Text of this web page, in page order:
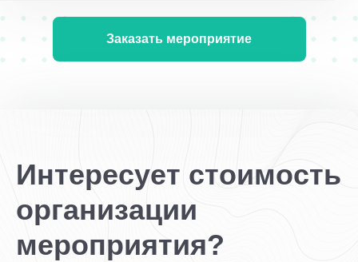
Заказать мероприятие
Интересует стоимость
организации
мероприятия?